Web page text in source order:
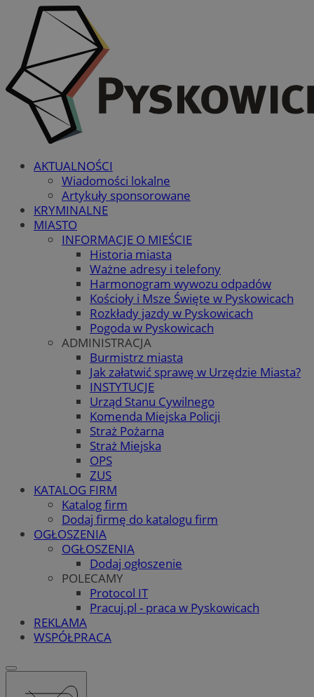
AKTUALNOŚCI
Wiadomości lokalne
Artykuły sponsorowane
KRYMINALNE
MIASTO
INFORMACJE O MIEŚCIE
Historia miasta
Ważne adresy i telefony
Harmonogram wywozu odpadów
Kościoły i Msze Święte w Pyskowicach
Rozkłady jazdy w Pyskowicach
Pogoda w Pyskowicach
ADMINISTRACJA
Burmistrz miasta
Jak załatwić sprawę w Urzędzie Miasta?
INSTYTUCJE
Urząd Stanu Cywilnego
Komenda Miejska Policji
Straż Pożarna
Straż Miejska
OPS
ZUS
KATALOG FIRM
Katalog firm
Dodaj firmę do katalogu firm
OGŁOSZENIA
OGŁOSZENIA
Dodaj ogłoszenie
POLECAMY
Protocol IT
Pracuj.pl - praca w Pyskowicach
REKLAMA
WSPÓŁPRACA